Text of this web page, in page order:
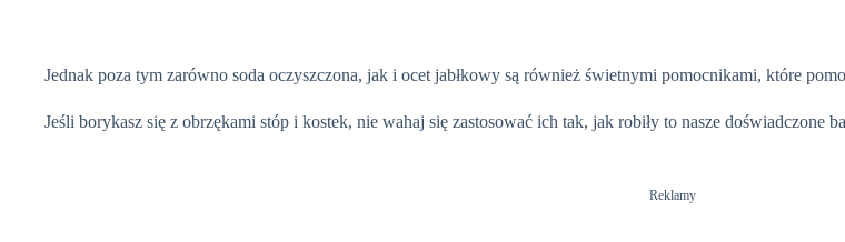
Jednak poza tym zarówno soda oczyszczona, jak i ocet jabłkowy są również świetnymi pomocnikami, które
Jeśli borykasz się z obrzękami stóp i kostek, nie wahaj się zastosować ich tak, jak robiły to nasze doświadczone
Reklamy